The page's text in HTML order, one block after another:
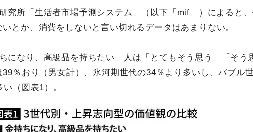
究所「生活者市場予測システム」（以下「mif」）によると
とか、消費をしないと言い切れるデータはあまりない。
になり、高級品を持ちたい」人は「とてもそう思う」「そう
％おり（男女計）、氷河期世代の34％より多いし、バブル
（図表1）。